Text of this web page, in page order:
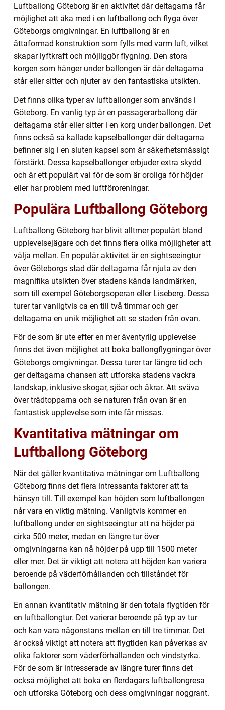
Luftballong Göteborg är en aktivitet där deltagarna får
möjlighet att åka med i en luftballong och flyga över
Göteborgs omgivningar. En luftballong är en
åttaformad konstruktion som fylls med varm luft, vilket
skapar lyftkraft och möjliggör flygning. Den stora
korgen som hänger under ballongen är där deltagarna
står eller sitter och njuter av den fantastiska utsikten.
Det finns olika typer av luftballonger som används i
Göteborg. En vanlig typ är en passagerarballong där
deltagarna står eller sitter i en korg under ballongen. Det
finns också så kallade kapselballonger där deltagarna
befinner sig i en sluten kapsel som är säkerhetsmässigt
förstärkt. Dessa kapselballonger erbjuder extra skydd
och är ett populärt val för de som är oroliga för höjder
eller har problem med luftföroreningar.
Populära Luftballong Göteborg
Luftballong Göteborg har blivit alltmer populärt bland
upplevelsejägare och det finns flera olika möjligheter att
välja mellan. En populär aktivitet är en sightseeingtur
över Göteborgs stad där deltagarna får njuta av den
magnifika utsikten över stadens kända landmärken,
som till exempel Göteborgsoperan eller Liseberg. Dessa
turer tar vanligtvis ca en till två timmar och ger
deltagarna en unik möjlighet att se staden från ovan.
För de som är ute efter en mer äventyrlig upplevelse
finns det även möjlighet att boka ballongflygningar över
Göteborgs omgivningar. Dessa turer tar längre tid och
ger deltagarna chansen att utforska stadens vackra
landskap, inklusive skogar, sjöar och åkrar. Att sväva
över trädtopparna och se naturen från ovan är en
fantastisk upplevelse som inte får missas.
Kvantitativa mätningar om
Luftballong Göteborg
När det gäller kvantitativa mätningar om Luftballong
Göteborg finns det flera intressanta faktorer att ta
hänsyn till. Till exempel kan höjden som luftballongen
når vara en viktig mätning. Vanligtvis kommer en
luftballong under en sightseeingtur att nå höjder på
cirka 500 meter, medan en längre tur över
omgivningarna kan nå höjder på upp till 1500 meter
eller mer. Det är viktigt att notera att höjden kan variera
beroende på väderförhållanden och tillståndet för
ballongen.
En annan kvantitativ mätning är den totala flygtiden för
en luftballongtur. Det varierar beroende på typ av tur
och kan vara någonstans mellan en till tre timmar. Det
är också viktigt att notera att flygtiden kan påverkas av
olika faktorer som väderförhållanden och vindstyrka.
För de som är intresserade av längre turer finns det
också möjlighet att boka en flerdagars luftballongresa
och utforska Göteborg och dess omgivningar noggrant.